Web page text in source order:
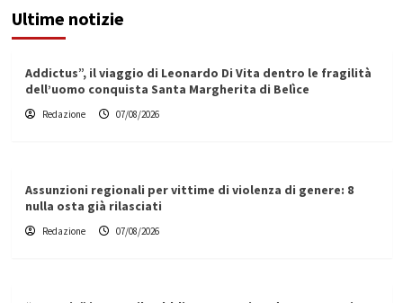
Ultime notizie
Addictus”, il viaggio di Leonardo Di Vita dentro le fragilità
dell’uomo conquista Santa Margherita di Belìce
Redazione 07/08/2026
Assunzioni regionali per vittime di violenza di genere: 8
nulla osta già rilasciati
Redazione 07/08/2026